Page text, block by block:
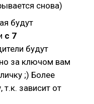
снова)
будут
с 7
будут
за ключом вам
;) Более
т.к. зависит от